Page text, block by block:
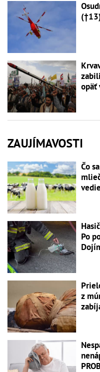
opäť
ZAUJÍMAVOSTI
Čo
Po
z